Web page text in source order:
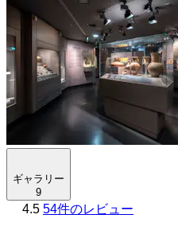
ギャラリー
9
4.5 54件のレビュー